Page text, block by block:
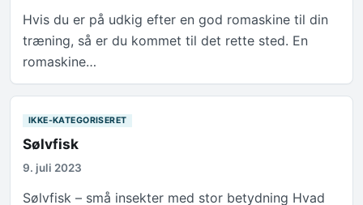
Hvis du er på udkig efter en god romaskine til din
træning, så er du kommet til det rette sted. En
romaskine…
IKKE-KATEGORISERET
Sølvfisk
9. juli 2023
Sølvfisk – små insekter med stor betydning Hvad